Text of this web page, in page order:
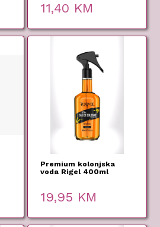
11,40 KM
Premium kolonjska
voda Rigel 400ml
19,95 KM